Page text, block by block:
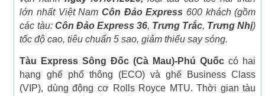
lớn nhất Việt Nam Côn Đảo Express 600 khách (gồm
các tàu: Côn Đảo Express 36, Trưng Trắc, Trưng Nhị)
tốc độ cao, tiêu chuẩn 5 sao, giảm thiểu say sóng.
Tàu Express Sông Đốc (Cà Mau)-Phú Quốc có hai
hạng ghế phổ thông (ECO) và ghế Business Class
(VIP), dùng động cơ Rolls Royce MTU. Thời gian tàu